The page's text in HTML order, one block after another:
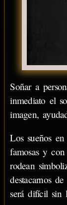
Soñar a
inmediato el
imagen,
Los sueños
famosas y
rodean
destacarnos
será difícil